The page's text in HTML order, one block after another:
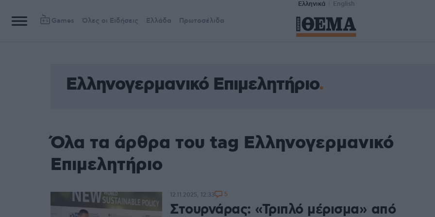
Ελληνικά English
Games Όλες οι Ειδήσεις Ελλάδα Πρωτοσέλιδα
Ελληνογερμανικό Επιμελητήριο
Όλα τα άρθρα του tag Ελληνογερμανικό
Επιμελητήριο
Στουρνάρας: «Τριπλό μέρισμα» από
12.11.2025, 12:33 5